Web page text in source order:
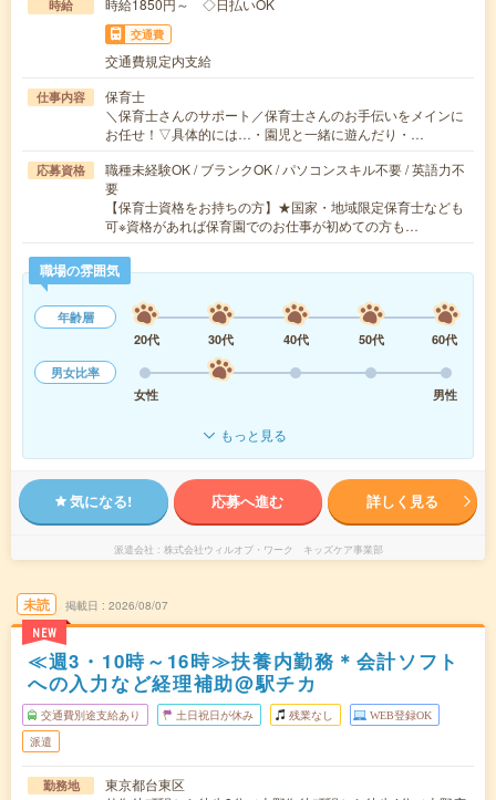
時給 時給1850円～ ◇日払いOK
交通費
交通費規定内支給
仕事内容
保育士
＼保育士さんのサポート／保育士さんのお手伝いをメインに
お任せ！▽具体的には…・園児と一緒に遊んだり・…
応募資格
職種未経験OK / ブランクOK / パソコンスキル不要 / 英語力不
要
【保育士資格をお持ちの方】★国家・地域限定保育士なども
可※資格があれば保育園でのお仕事が初めての方も…
職場の雰囲気
年齢層
20代
30代 40代 50代
60代
男女比率
女性
男性
もっと見る
気になる! 応募へ進む 詳しく見る
派遣会社 株式会社ウィルオブ・ワーク キッズケア事業部
未読
NEW
掲載日 2026/08/07
≪週3・10時～16時≫扶養内勤務＊会計ソフト
への入力など経理補助@駅チカ
交通費別途支給あり 土日祝日が休み 残業なし WEB登録OK
派遣
勤務地
東京都台東区